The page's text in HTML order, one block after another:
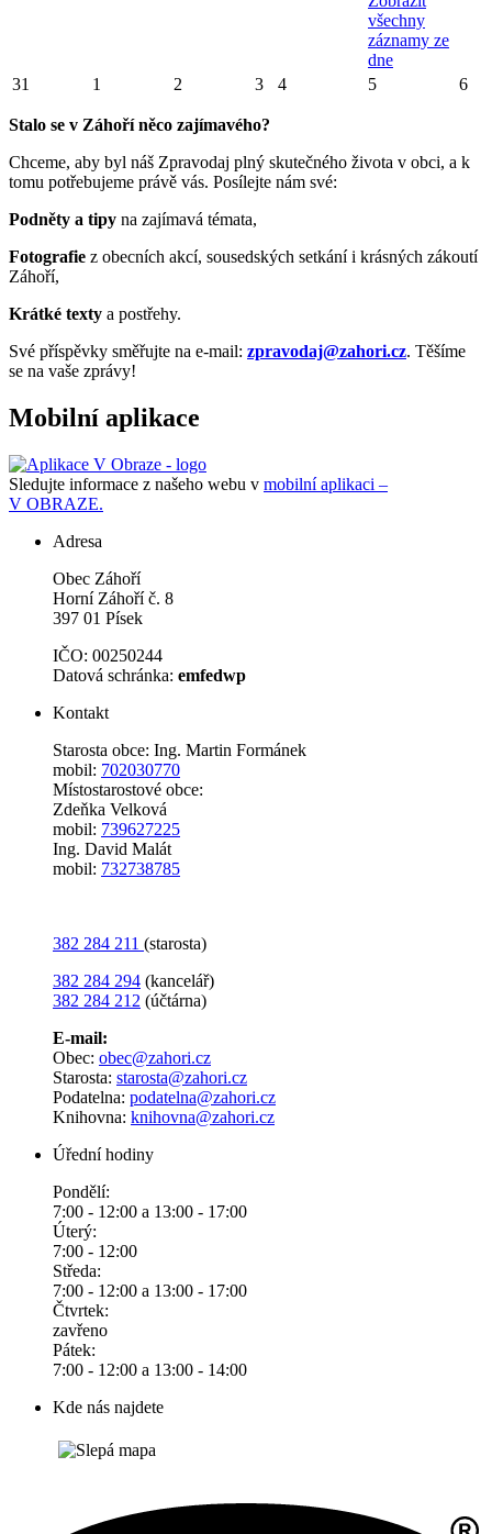
všechny
záznamy ze
dne
31 1 2 3 4 5 6
Stalo se v Záhoří něco zajímavého?
Chceme, aby byl náš Zpravodaj plný skutečného života v obci, a k
tomu potřebujeme právě vás. Posílejte nám své:
Podněty a tipy na zajímavá témata,
Fotografie z obecních akcí, sousedských setkání i krásných zákoutí
Záhoří,
Krátké texty a postřehy.
Své příspěvky směřujte na e-mail: zpravodaj@zahori.cz. Těšíme
se na vaše zprávy!
Mobilní aplikace
Sledujte informace z našeho webu v mobilní aplikaci –
V OBRAZE.
Adresa
Obec Záhoří
Horní Záhoří č. 8
397 01 Písek
IČO: 00250244
Datová schránka: emfedwp
Kontakt
Starosta obce: Ing. Martin Formánek
mobil: 702030770
Místostarostové obce:
Zdeňka Velková
mobil: 739627225
Ing. David Malát
mobil: 732738785
382 284 211 (starosta)
382 284 294 (kancelář)
382 284 212 (účtárna)
E-mail:
Obec: obec@zahori.cz
Starosta: starosta@zahori.cz
Podatelna: podatelna@zahori.cz
Knihovna: knihovna@zahori.cz
Úřední hodiny
Pondělí:
7:00 - 12:00 a 13:00 - 17:00
Úterý:
7:00 - 12:00
Středa:
7:00 - 12:00 a 13:00 - 17:00
Čtvrtek:
zavřeno
Pátek:
7:00 - 12:00 a 13:00 - 14:00
Kde nás najdete